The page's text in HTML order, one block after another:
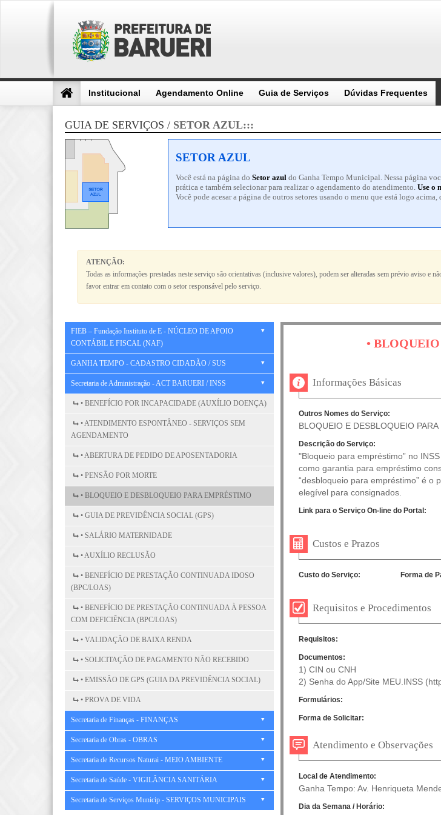
Institucional Agendamento Online Guia de Serviços Dúvidas Frequentes
GUIA DE SERVIÇOS / SETOR AZUL:::
SETOR AZUL
Você está na página do Setor azul do Ganha Tempo Municipal. Nessa página
prática e também selecionar para realizar o agendamento do atendimento. Use o
Você pode acesar a página de outros setores usando o menu que está logo
ATENÇÃO:
Todas as informações prestadas neste serviço são orientativas (inclusive valores), podem ser alteradas sem prévio aviso
favor entrar em contato com o setor responsável pelo serviço.
FIEB – Fundação Instituto de E - NÚCLEO DE APOIO
CONTÁBIL E FISCAL (NAF)
GANHA TEMPO - CADASTRO CIDADÃO / SUS
Secretaria de Administração - ACT BARUERI / INSS
• BENEFÍCIO POR INCAPACIDADE (AUXÍLIO DOENÇA)
• ATENDIMENTO ESPONTÂNEO - SERVIÇOS SEM
AGENDAMENTO
• ABERTURA DE PEDIDO DE APOSENTADORIA
• PENSÃO POR MORTE
• BLOQUEIO E DESBLOQUEIO PARA EMPRÉSTIMO
• GUIA DE PREVIDÊNCIA SOCIAL (GPS)
• SALÁRIO MATERNIDADE
• AUXÍLIO RECLUSÃO
• BENEFÍCIO DE PRESTAÇÃO CONTINUADA IDOSO
(BPC/LOAS)
• BENEFÍCIO DE PRESTAÇÃO CONTINUADA À PESSOA
COM DEFICIÊNCIA (BPC/LOAS)
• VALIDAÇÃO DE BAIXA RENDA
• SOLICITAÇÃO DE PAGAMENTO NÃO RECEBIDO
• EMISSÃO DE GPS (GUIA DA PREVIDÊNCIA SOCIAL)
• PROVA DE VIDA
Secretaria de Finanças - FINANÇAS
Secretaria de Obras - OBRAS
Secretaria de Recursos Naturai - MEIO AMBIENTE
Secretaria de Saúde - VIGILÂNCIA SANITÁRIA
Secretaria de Serviços Municip - SERVIÇOS MUNICIPAIS
•
Informações Básicas
Outros Nomes do Serviço:
BLOQUEIO E DESBLOQUEIO
Descrição do Serviço:
"Bloqueio para empréstimo” no
como garantia para empréstimo
“desbloqueio para empréstimo” é
elegível para consignados.
Link para o Serviço On-line do Portal:
Custos e Prazos
Custo do Serviço: Forma de
Requisitos e Procedimentos
Requisitos:
Documentos:
1) CIN ou CNH
2) Senha do App/Site MEU.INSS
Formulários:
Forma de Solicitar:
Atendimento e Observações
Local de Atendimento:
Ganha Tempo: Av. Henriqueta
Dia da Semana / Horário: